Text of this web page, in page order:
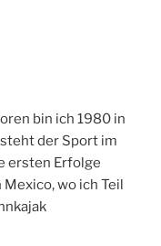
bin ich 1980 in
der Sport im
ersten Erfolge
wo ich Teil